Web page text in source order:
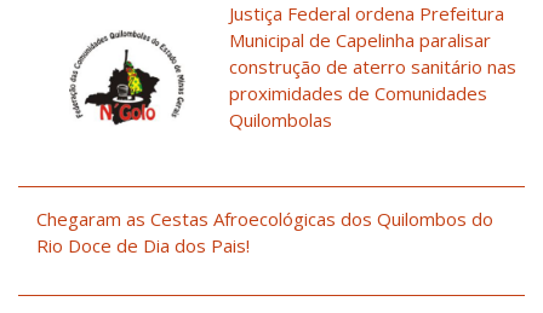
Justiça Federal ordena Prefeitura
Municipal de Capelinha paralisar
construção de aterro sanitário nas
proximidades de Comunidades
Quilombolas
Chegaram as Cestas Afroecológicas dos Quilombos do
Rio Doce de Dia dos Pais!